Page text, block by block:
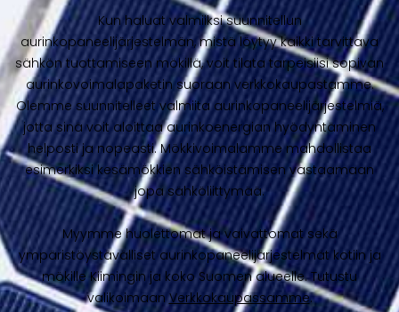
Kun haluat valmiiksi suunnitellun
aurinkopaneelijärjestelmän, mistä löytyy kaikki tarvittava
sähkön tuottamiseen mökillä, voit tilata tarpeisiisi sopivan
aurinkovoimalapaketin suoraan verkkokaupastamme.
Olemme suunnitelleet valmiita aurinkopaneelijärjestelmiä,
jotta sinä voit aloittaa aurinkoenergian hyödyntäminen
helposti ja nopeasti. Mökkivoimalamme mahdollistaa
esimerkiksi kesämökkien sähköistämisen vastaamaan
jopa sähköliittymää.
Myymme huolettomat ja vaivattomat sekä
ympäristöystävälliset aurinkopaneelijärjestelmät kotiin ja
mökille Kiimingin ja koko Suomen alueelle. Tutustu
valikoimaanVerkkokaupassamme.